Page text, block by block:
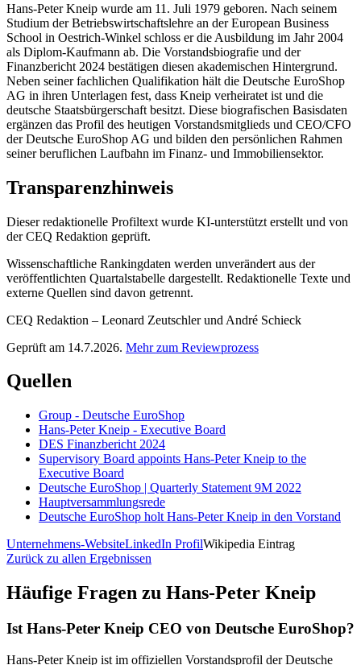
Hans-Peter Kneip wurde am 11. Juli 1979 geboren. Nach seinem
Studium der Betriebswirtschaftslehre an der European Business
School in Oestrich-Winkel schloss er die Ausbildung im Jahr 2004
als Diplom-Kaufmann ab. Die Vorstandsbiografie und der
Finanzbericht 2024 bestätigen diesen akademischen Hintergrund.
Neben seiner fachlichen Qualifikation hält die Deutsche EuroShop
AG in ihren Unterlagen fest, dass Kneip verheiratet ist und die
deutsche Staatsbürgerschaft besitzt. Diese biografischen Basisdaten
ergänzen das Profil des heutigen Vorstandsmitglieds und CEO/CFO
der Deutsche EuroShop AG und bilden den persönlichen Rahmen
seiner beruflichen Laufbahn im Finanz- und Immobiliensektor.
Transparenzhinweis
Dieser redaktionelle Profiltext wurde KI-unterstützt erstellt und von
der CEQ Redaktion geprüft.
Wissenschaftliche Rankingdaten werden unverändert aus der
veröffentlichten Quartalstabelle dargestellt. Redaktionelle Texte und
externe Quellen sind davon getrennt.
CEQ Redaktion – Leonard Zeutschler und André Schieck
Geprüft am 14.7.2026. Mehr zum Reviewprozess
Quellen
Group - Deutsche EuroShop
Hans-Peter Kneip - Executive Board
DES Finanzbericht 2024
Supervisory Board appoints Hans-Peter Kneip to the
Executive Board
Deutsche EuroShop | Quarterly Statement 9M 2022
Hauptversammlungsrede
Deutsche EuroShop holt Hans-Peter Kneip in den Vorstand
Unternehmens-WebsiteLinkedIn ProfilWikipedia Eintrag
Zurück zu allen Ergebnissen
Häufige Fragen zu Hans-Peter Kneip
Ist Hans-Peter Kneip CEO von Deutsche EuroShop?
Hans-Peter Kneip ist im offiziellen Vorstandsprofil der Deutsche